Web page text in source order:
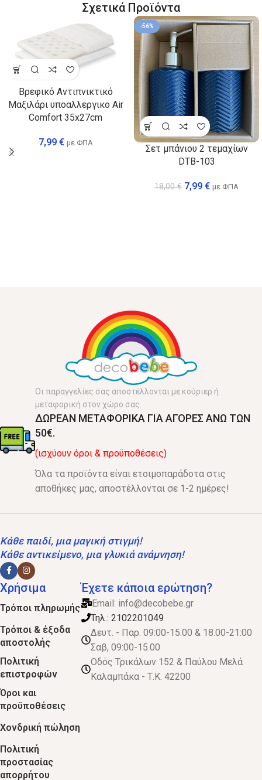
Σχετικά Προϊόντα
Βρεφικό Αντιπνικτικό
Μαξιλάρι υποαλλεργικο Air
Comfort 35x27cm
7,99 € με ΦΠΑ
-56%
Σετ μπάνιου 2 τεμαχίων
DTB-103
18,00€ 7,99 € με ΦΠΑ
Οι παραγγελίες σας αποστέλλονται με κούριερ ή
μεταφορική στον χώρο σας.
ΔΩΡΕΑΝ ΜΕΤΑΦΟΡΙΚΑ ΓΙΑ ΑΓΟΡΕΣ ΑΝΩ ΤΩΝ
50€.
(ισχύουν όροι & προϋποθέσεις)
Όλα τα προϊόντα είναι ετοιμοπαράδοτα στις
αποθήκες μας, αποστέλλονται σε 1-2 ημέρες!
Κάθε παιδί, μια μαγική στιγμή!
Κάθε αντικείμενο, μια γλυκιά ανάμνηση!
Χρήσιμα
Τρόποι πληρωμής
Τρόποι & έξοδα
αποστολής
Πολιτική
επιστροφών
Όροι και
προϋποθέσεις
Χονδρική πώληση
Πολιτική
προστασίας
απορρήτου
Έχετε κάποια ερώτηση?
Email: info@decobebe.gr
Τηλ.: 2102201049
Δευτ. - Παρ. 09:00-15.00 & 18.00-21:00
Σαβ, 09:00-15.00
Οδός Τρικάλων 152 & Παύλου Μελά
Καλαμπάκα - Τ.Κ. 42200